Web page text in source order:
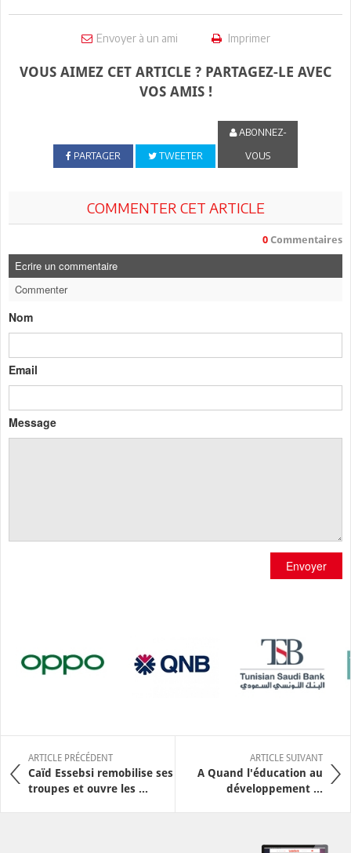
Envoyer à un ami Imprimer
VOUS AIMEZ CET ARTICLE ? PARTAGEZ-LE AVEC
VOS AMIS !
PARTAGER TWEETER
ABONNEZ-
VOUS
COMMENTER CET ARTICLE
0 Commentaires
Ecrire un commentaire
Commenter
Nom
Email
Message
Envoyer
ARTICLE PRÉCÉDENT
Caïd Essebsi remobilise ses
troupes et ouvre les ...
ARTICLE SUIVANT
A Quand l'éducation au
développement ...